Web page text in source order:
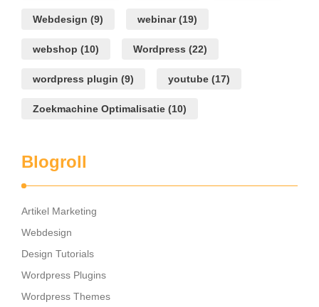
Webdesign (9) webinar(19)
webshop (10) Wordpress (22)
wordpress plugin (9) youtube (17)
Zoekmachine Optimalisatie (10)
Blogroll
Artikel Marketing
Webdesign
Design Tutorials
Wordpress Plugins
Wordpress Themes